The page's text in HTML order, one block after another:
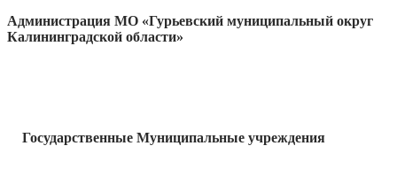
Администрация МО «Гурьевский муниципальный округ
Калининградской области»
Государственные Муниципальные учреждения